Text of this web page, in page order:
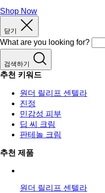
Shop Now
닫기
What are you looking for?
검색하기
추천 키워드
원더 릴리프 센텔라
진정
민감성 피부
딥 씨 크림
판테놀 크림
추천 제품
원더 릴리프 센텔라